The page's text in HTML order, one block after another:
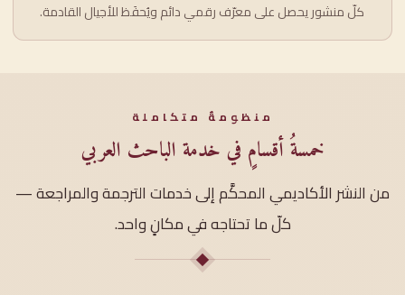
كلّ منشور يحصل على معرّف رقمي دائم ويُحفَظ للأجيال القادمة.
منظومةٌ متكاملة
خمسةُ أقسامٍ في خدمة الباحث العربي
من النشر الأكاديمي المحكَّم إلى خدمات الترجمة والمراجعة —
كلّ ما تحتاجه في مكانٍ واحد.